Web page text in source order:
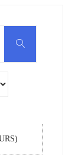
検